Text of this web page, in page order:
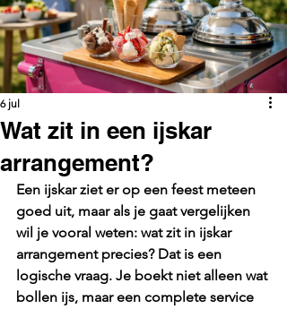
Wat zit in een ijskar
arrangement?
6 jul
Een ijskar ziet er op een feest meteen
goed uit, maar als je gaat vergelijken
wil je vooral weten: wat zit in ijskar
arrangement precies? Dat is een
logische vraag. Je boekt niet alleen wat
bollen ijs, maar een complete service